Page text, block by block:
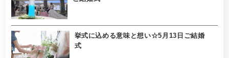
挙式に込める意味と想い☆5月13日ご結婚
式